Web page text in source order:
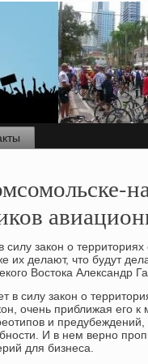
силу закон о
их делают, что будут
Востока Александр
в силу закон о
очень приближая его
и
И в нем верно
для бизнеса.